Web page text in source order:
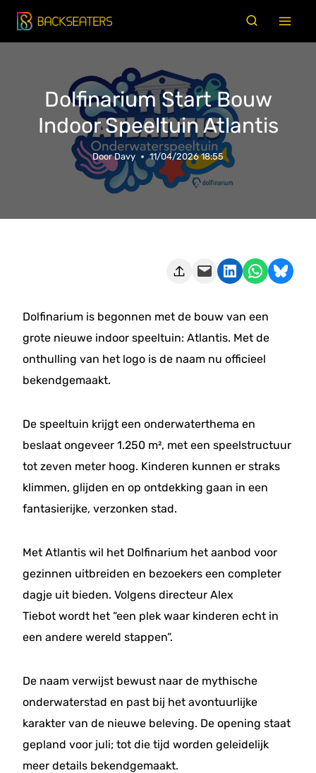
Doorgaan
naar
Dolfinarium Start Bouw
Indoor Speeltuin Atlantis
Door Davy 11/04/2026 18:55
Deze pagina e-mailen Delen op LinkedIn Delen via WhatsApp Share on Bluesky
Dolfinarium is begonnen met de bouw van een
grote nieuwe indoor speeltuin: Atlantis. Met de
onthulling van het logo is de naam nu officieel
bekendgemaakt.
De speeltuin krijgt een onderwaterthema en
beslaat ongeveer 1.250 m², met een speelstructuur
tot zeven meter hoog. Kinderen kunnen er straks
klimmen, glijden en op ontdekking gaan in een
fantasierijke, verzonken stad.
Met Atlantis wil het Dolfinarium het aanbod voor
gezinnen uitbreiden en bezoekers een completer
dagje uit bieden. Volgens directeur Alex
Tiebot wordt het “een plek waar kinderen echt in
een andere wereld stappen”.
De naam verwijst bewust naar de mythische
onderwaterstad en past bij het avontuurlijke
karakter van de nieuwe beleving. De opening staat
gepland voor juli; tot die tijd worden geleidelijk
meer details bekendgemaakt.